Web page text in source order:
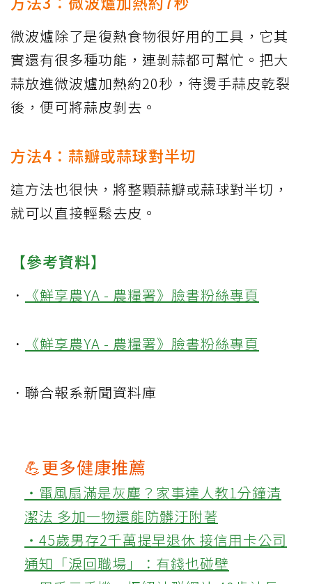
微波爐除了是復熱食物很好用的工具，它其
實還有很多種功能，連剝蒜都可幫忙。把大
蒜放進微波爐加熱約20秒，待燙手蒜皮乾裂
後，便可將蒜皮剝去。
方法4：蒜瓣或蒜球對半切
這方法也很快，將整顆蒜瓣或蒜球對半切，
就可以直接輕鬆去皮。
【參考資料】
． 《鮮享農YA - 農糧署》臉書粉絲專頁
． 《鮮享農YA - 農糧署》臉書粉絲專頁
．聯合報系新聞資料庫
💪更多健康推薦
‧電風扇滿是灰塵？家事達人教1分鐘清
潔法 多加一物還能防髒汙附著
‧45歲男存2千萬提早退休 接信用卡公司
通知「淚回職場」：有錢也碰壁